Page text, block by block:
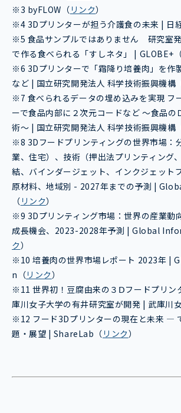
※3 byFLOW（ リンク）
※4 3Dプリンターが担う介護食の未来 | 日
※5 食品サンプルではありません 研究室
で作る食べられる「すしネタ」 | GLOBE+
※6 3Dプリンターで「霜降り培養肉」を作
など | 国立研究開発法人 科学技術振興機構
※7 食べられるデータの埋め込みを実現 フ
ーで食品内部に２次元コードなど ～食品の
術～ | 国立研究開発法人 科学技術振興機構
※8 3Dフードプリンティングの世界市場：
業、住宅）、技術（押出法プリンティング
結、バインダージェット、インクジェット
原材料、地域別 - 2027年までの予測 |
（ リンク）
※9 3Dプリンティング市場：世界の産業動
成長機会、2023-2028年予測 | Global
ク）
※10 培養肉の世界市場レポート 2023年
n（リンク）
※11 世界初！豆腐由来の３Ⅾフードプリン
庫川女子大学の有井研究室が開発 | 武庫川
※12 フード3Dプリンターの現在と未来 ―
題・展望 | ShareLab（ リンク）